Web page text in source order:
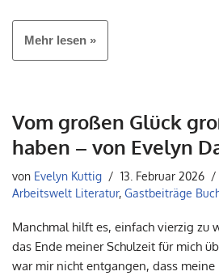
Mehr lesen »
Vom großen Glück
haben – von Evelyn
von Evelyn Kuttig
13. Februar 2026
Arbeitswelt Literatur, Gastbeiträge
Manchmal hilft es, einfach vierzig zu
das Ende meiner Schulzeit für mich
war mir nicht entgangen, dass